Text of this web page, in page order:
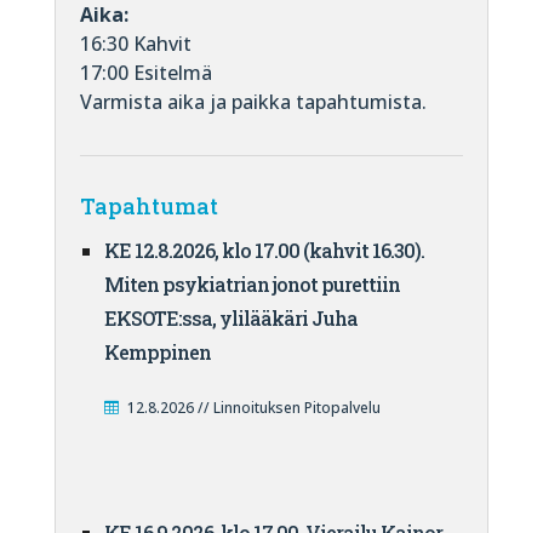
Aika:
16:30 Kahvit
17:00 Esitelmä
Varmista aika ja paikka tapahtumista.
Tapahtumat
KE 12.8.2026, klo 17.00 (kahvit 16.30).
Miten psykiatrian jonot purettiin
EKSOTE:ssa, ylilääkäri Juha
Kemppinen
12.8.2026 // Linnoituksen Pitopalvelu